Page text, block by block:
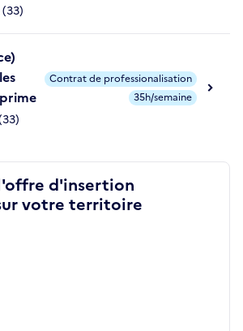
Contrat de professionalisation
35h/semaine
d'insertion
votre territoire